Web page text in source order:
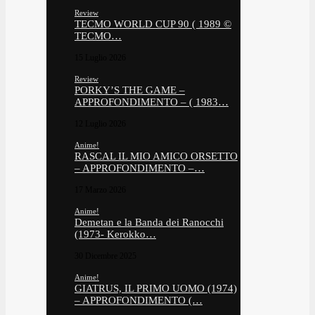
Review
TECMO WORLD CUP 90 ( 1989 ©
TECMO…
Review
PORKY’S THE GAME –
APPROFONDIMENTO – ( 1983…
Anime!
RASCAL IL MIO AMICO ORSETTO
– APPROFONDIMENTO –…
Anime!
Demetan e la Banda dei Ranocchi
(1973- Kerokko…
Anime!
GIATRUS, IL PRIMO UOMO (1974)
– APPROFONDIMENTO (…